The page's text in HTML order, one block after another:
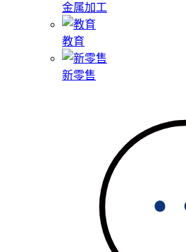
金属加工
教育
新零售